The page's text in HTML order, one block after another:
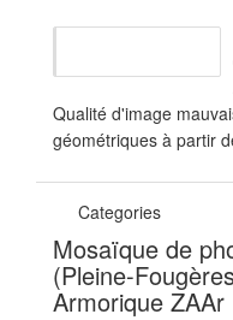
Qualité d'image
géométriques à partir
Categories
Mosaïque de
(Pleine-
Armorique ZAAr